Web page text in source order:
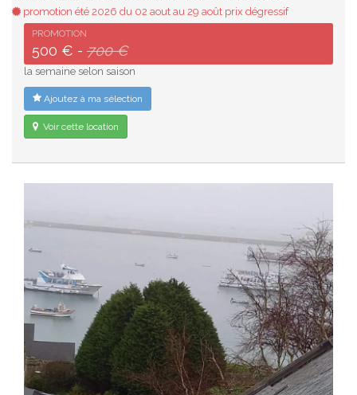
promotion été 2026 du 02 aout au 29 août prix dégressif
PROMOTION
500 € - 700 €
la semaine selon saison
Ajoutez à ma sélection
Voir cette location